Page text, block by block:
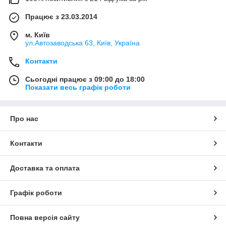
Працює з 23.03.2014
м. Київ
ул.Автозаводська 63, Київ, Україна
Контакти
Сьогодні працює з 09:00 до 18:00
Показати весь графік роботи
Про нас
Контакти
Доставка та оплата
Графік роботи
Повна версія сайту